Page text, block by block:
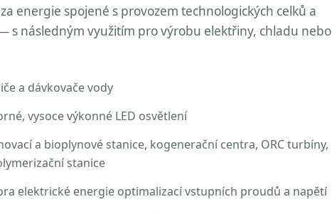
energie spojené s provozem technologických celků a
s následným využitím pro výrobu elektřiny, chladu nebo
a dávkovače vody
vysoce výkonné LED osvětlení
a bioplynové stanice, kogenerační centra, ORC turbíny,
stanice
elektrické energie optimalizací vstupních proudů a napětí